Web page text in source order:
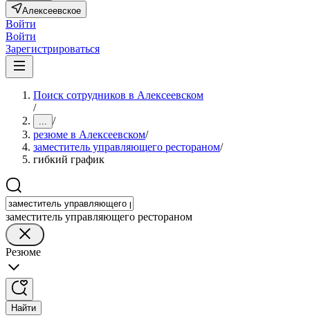
Алексеевское
Войти
Войти
Зарегистрироваться
Поиск сотрудников в Алексеевском
/
... /
резюме в Алексеевском/
заместитель управляющего рестораном/
гибкий график
заместитель управляющего рестораном
Резюме
Найти